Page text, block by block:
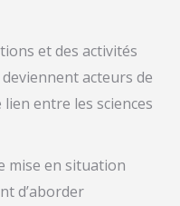
et des activités
acteurs de
entre les sciences
mise en situation
d’aborder